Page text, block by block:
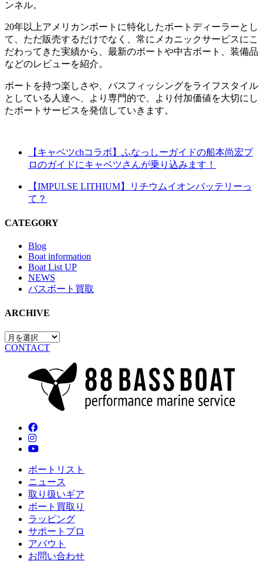
ンネル。
20年以上アメリカンボートに特化したボートディーラーとし
て、ただ販売するだけでなく、常にメカニックサービスにこ
だわってきた実績から、最新のボートや中古ボート、装備品
などのレビューを紹介。
ボートを持つ楽しさや、バスフィッシングをライフスタイル
としている人達へ、より専門的で、より付加価値を大切にし
たボートサービスを発信していきます。
【キャベツchコラボ】ふなっしーガイドの船本尚宏プ
ロのガイドにキャベツさんが乗り込みます！
【IMPULSE LITHIUM】リチウムイオンバッテリーっ
て？
CATEGORY
Blog
Boat information
Boat List UP
NEWS
バスボート買取
ARCHIVE
CONTACT
ボートリスト
ニュース
取り扱いギア
ボート買取り
ラッピング
サポートプロ
アバウト
お問い合わせ